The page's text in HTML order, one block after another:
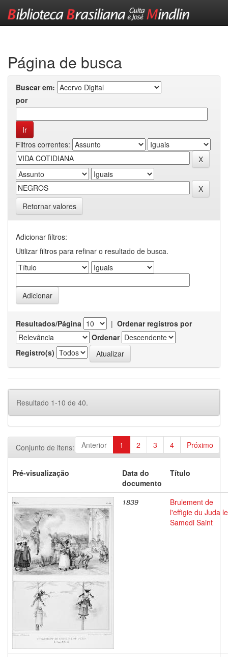
Página de busca
Buscar em:
por
Filtros correntes:
Retornar valores
Adicionar filtros:
Utilizar filtros para refinar o resultado de busca.
Resultados/Página | Ordenar registros por
Ordenar
Registro(s)
Resultado 1-10 de 40.
Anterior 1 2 3 4 Próximo
Conjunto de itens:
Pré-visualização
Data do
documento
Título
1839
Brulement de
l'effigie du Juda le
Samedi Saint